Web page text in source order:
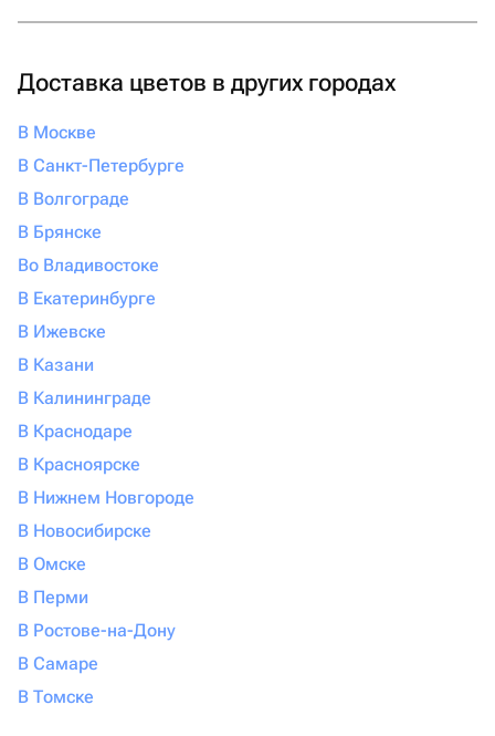
Доставка цветов в других городах
В Москве
В Санкт-Петербурге
В Волгограде
В Брянске
Во Владивостоке
В Екатеринбурге
В Ижевске
В Казани
В Калининграде
В Краснодаре
В Красноярске
В Нижнем Новгороде
В Новосибирске
В Омске
В Перми
В Ростове-на-Дону
В Самаре
В Томске